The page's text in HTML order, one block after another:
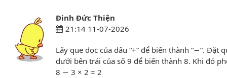
Đinh Đức Thiện
21:14 11-07-2026
Lấy que dọc của dấu “+” để biến thành “−”. Đặt
dưới bên trái của số 9 để biến thành 8. Khi đó
8 − 3 × 2 = 2